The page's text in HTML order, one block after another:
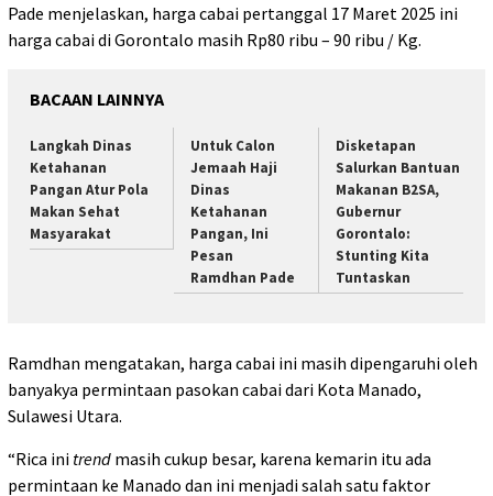
Pade menjelaskan, harga cabai pertanggal 17 Maret 2025 ini
harga cabai di Gorontalo masih Rp80 ribu – 90 ribu / Kg.
BACAAN LAINNYA
Langkah Dinas
Ketahanan
Pangan Atur Pola
Makan Sehat
Masyarakat
Untuk Calon
Jemaah Haji
Dinas
Ketahanan
Pangan, Ini
Pesan
Ramdhan Pade
Disketapan
Salurkan Bantuan
Makanan B2SA,
Gubernur
Gorontalo:
Stunting Kita
Tuntaskan
Ramdhan mengatakan, harga cabai ini masih dipengaruhi oleh
banyakya permintaan pasokan cabai dari Kota Manado,
Sulawesi Utara.
“Rica ini trend masih cukup besar, karena kemarin itu ada
permintaan ke Manado dan ini menjadi salah satu faktor